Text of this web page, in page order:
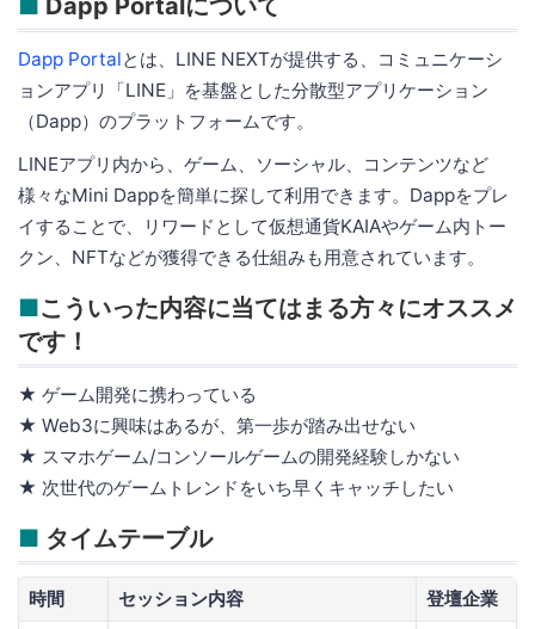
Dapp Portalとは、LINE NEXTが提供する、コミュニケーシ
ョンアプリ「LINE」を基盤とした分散型アプリケーション
（Dapp）のプラットフォームです。
LINEアプリ内から、ゲーム、ソーシャル、コンテンツなど
様々なMini Dappを簡単に探して利用できます。Dappをプレ
イすることで、リワードとして仮想通貨KAIAやゲーム内トー
クン、NFTなどが獲得できる仕組みも用意されています。
■こういった内容に当てはまる方々にオススメ
です！
★ ゲーム開発に携わっている
★ Web3に興味はあるが、第一歩が踏み出せない
★ スマホゲーム/コンソールゲームの開発経験しかない
★ 次世代のゲームトレンドをいち早くキャッチしたい
■ タイムテーブル
時間 セッション内容
登壇企業